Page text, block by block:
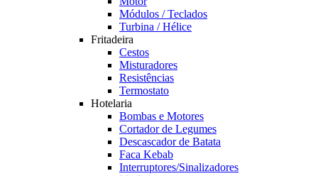
Módulos / Teclados
Turbina / Hélice
Fritadeira
Cestos
Misturadores
Resistências
Termostato
Hotelaria
Bombas e Motores
Cortador de Legumes
Descascador de Batata
Faca Kebab
Interruptores/Sinalizadores